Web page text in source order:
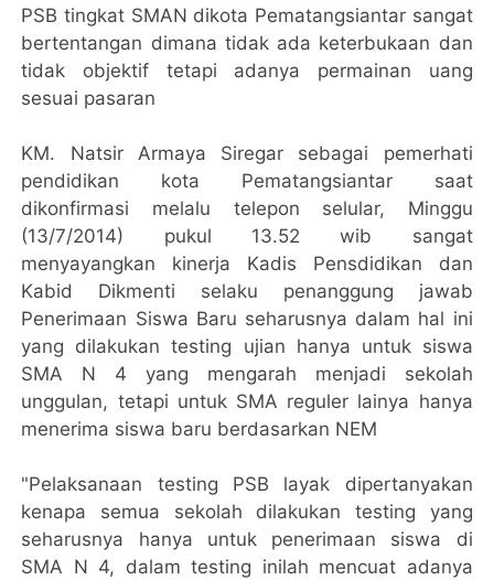
PSB tingkat SMAN dikota Pematangsiantar sangat
bertentangan dimana tidak ada keterbukaan dan
tidak objektif tetapi adanya permainan uang
sesuai pasaran
KM. Natsir Armaya Siregar sebagai pemerhati
pendidikan kota Pematangsiantar saat
dikonfirmasi melalu telepon selular, Minggu
(13/7/2014) pukul 13.52 wib sangat
menyayangkan kinerja Kadis Pensdidikan dan
Kabid Dikmenti selaku penanggung jawab
Penerimaan Siswa Baru seharusnya dalam hal ini
yang dilakukan testing ujian hanya untuk siswa
SMA N 4 yang mengarah menjadi sekolah
unggulan, tetapi untuk SMA reguler lainya hanya
menerima siswa baru berdasarkan NEM
"Pelaksanaan testing PSB layak dipertanyakan
kenapa semua sekolah dilakukan testing yang
seharusnya hanya untuk penerimaan siswa di
SMA N 4, dalam testing inilah mencuat adanya